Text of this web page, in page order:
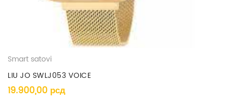
Smart satovi
LIU JO SWLJ053 VOICE
19.900,00 рсд